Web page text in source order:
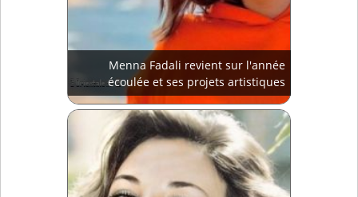
Menna Fadali revient sur l'année
écoulée et ses projets artistiques